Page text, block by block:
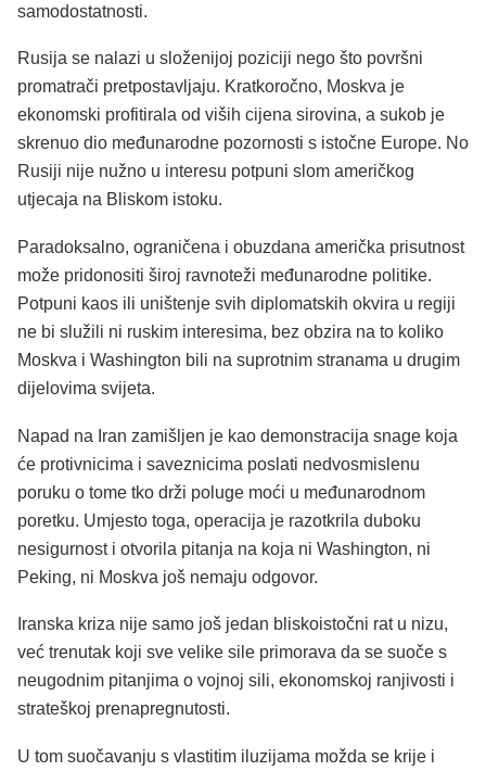
samodostatnosti.
Rusija se nalazi u složenijoj poziciji nego što površni
promatrači pretpostavljaju. Kratkoročno, Moskva je
ekonomski profitirala od viših cijena sirovina, a sukob je
skrenuo dio međunarodne pozornosti s istočne Europe. No
Rusiji nije nužno u interesu potpuni slom američkog
utjecaja na Bliskom istoku.
Paradoksalno, ograničena i obuzdana američka prisutnost
može pridonositi široj ravnoteži međunarodne politike.
Potpuni kaos ili uništenje svih diplomatskih okvira u regiji
ne bi služili ni ruskim interesima, bez obzira na to koliko
Moskva i Washington bili na suprotnim stranama u drugim
dijelovima svijeta.
Napad na Iran zamišljen je kao demonstracija snage koja
će protivnicima i saveznicima poslati nedvosmislenu
poruku o tome tko drži poluge moći u međunarodnom
poretku. Umjesto toga, operacija je razotkrila duboku
nesigurnost i otvorila pitanja na koja ni Washington, ni
Peking, ni Moskva još nemaju odgovor.
Iranska kriza nije samo još jedan bliskoistočni rat u nizu,
već trenutak koji sve velike sile primorava da se suoče s
neugodnim pitanjima o vojnoj sili, ekonomskoj ranjivosti i
strateškoj prenapregnutosti.
U tom suočavanju s vlastitim iluzijama možda se krije i